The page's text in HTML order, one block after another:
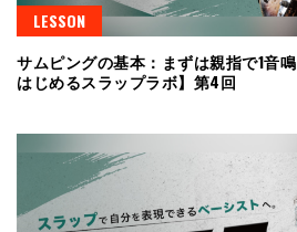
LESSON
サムピングの基本：まずは親指で1音
はじめるスラップラボ】第4回